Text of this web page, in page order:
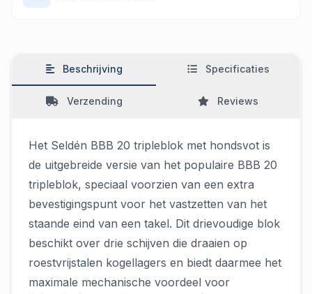
Beschrijving Specificaties
Verzending Reviews
Het Seldén BBB 20 tripleblok met hondsvot is
de uitgebreide versie van het populaire BBB 20
tripleblok, speciaal voorzien van een extra
bevestigingspunt voor het vastzetten van het
staande eind van een takel. Dit drievoudige blok
beschikt over drie schijven die draaien op
roestvrijstalen kogellagers en biedt daarmee het
maximale mechanische voordeel voor